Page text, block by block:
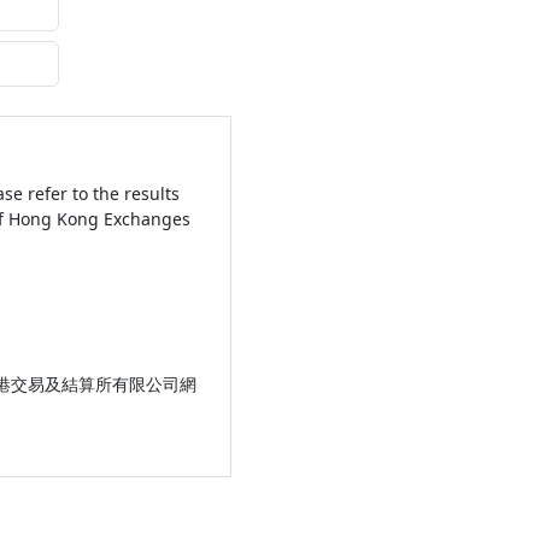
refer to the results
Kong Exchanges
交易及結算所有限公司網